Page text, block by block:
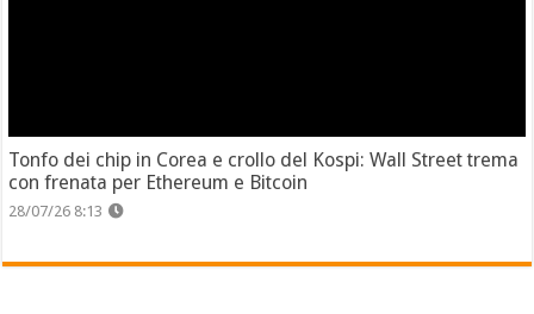
Tonfo dei chip in Corea e crollo del Kospi: Wall Street trema
con frenata per Ethereum e Bitcoin
28/07/26 8:13